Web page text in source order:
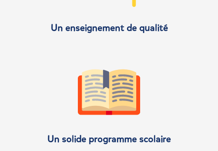
Un enseignement de qualité
Un solide programme scolaire